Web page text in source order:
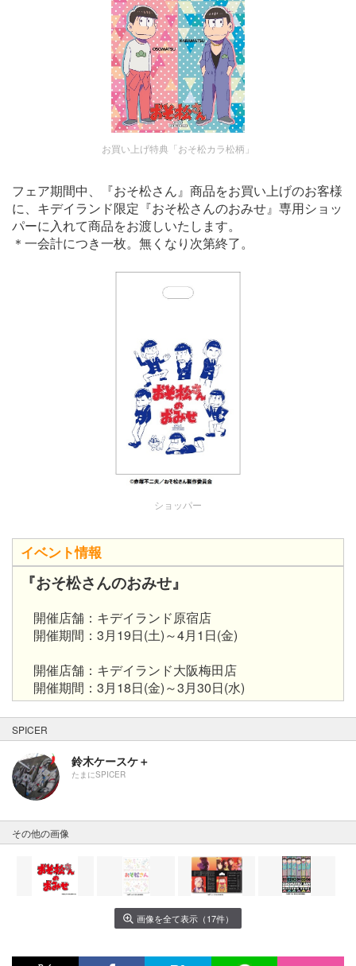
お買い上げ特典「おそ松カラ松柄」
フェア期間中、『おそ松さん』商品をお買い上げのお客様
に、キデイランド限定『おそ松さんのおみせ』専用ショッ
パーに入れて商品をお渡しいたします。
＊一会計につき一枚。無くなり次第終了。
ショッパー
イベント情報
『おそ松さんのおみせ』
開催店舗：キデイランド原宿店
開催期間 ： 3月19日(土)～4月1日(金)
開催店舗 ：キデイランド大阪梅田店
開催期間 ：3月18日(金)～3月30日(水)
SPICER
鈴木ケースケ＋
たまにSPICER
その他の画像
画像を全て表示（17件）